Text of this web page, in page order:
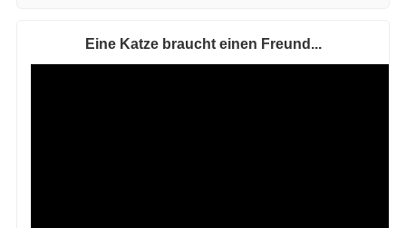
Eine Katze braucht einen Freund...